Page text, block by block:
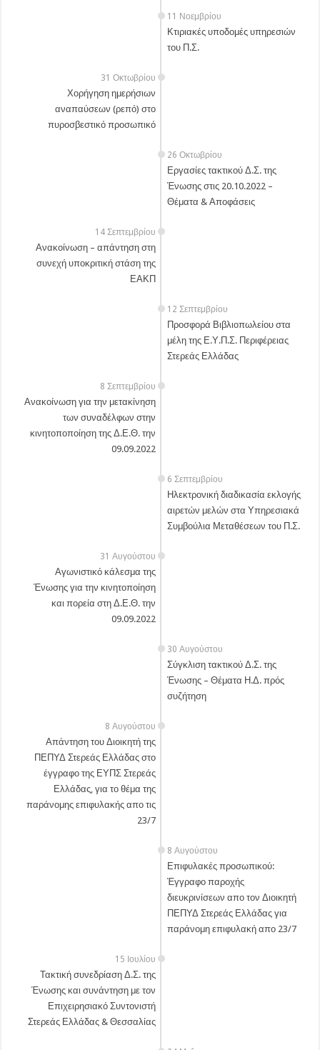
11 Νοεμβρίου
Κτιριακές υποδομές υπηρεσιών
του Π.Σ.
31 Οκτωβρίου
Χορήγηση ημερήσιων
αναπαύσεων (ρεπό) στο
πυροσβεστικό προσωπικό
26 Οκτωβρίου
Εργασίες τακτικού Δ.Σ. της
Ένωσης στις 20.10.2022 –
Θέματα & Αποφάσεις
14 Σεπτεμβρίου
Ανακοίνωση – απάντηση στη
συνεχή υποκριτική στάση της
ΕΑΚΠ
12 Σεπτεμβρίου
Προσφορά Βιβλιοπωλείου στα
μέλη της Ε.Υ.Π.Σ. Περιφέρειας
Στερεάς Ελλάδας
8 Σεπτεμβρίου
Ανακοίνωση για την μετακίνηση
των συναδέλφων στην
κινητοποποίηση της Δ.Ε.Θ. την
09.09.2022
6 Σεπτεμβρίου
Ηλεκτρονική διαδικασία εκλογής
αιρετών μελών στα Υπηρεσιακά
Συμβούλια Μεταθέσεων του Π.Σ.
31 Αυγούστου
Αγωνιστικό κάλεσμα της
Ένωσης για την κινητοποίηση
και πορεία στη Δ.Ε.Θ. την
09.09.2022
30 Αυγούστου
Σύγκλιση τακτικού Δ.Σ. της
Ένωσης – Θέματα Η.Δ. πρός
συζήτηση
8 Αυγούστου
Απάντηση του Διοικητή της
ΠΕΠΥΔ Στερεάς Ελλάδας στο
έγγραφο της ΕΥΠΣ Στερεάς
Ελλάδας, για το θέμα της
παράνομης επιφυλακής απο τις
23/7
8 Αυγούστου
Επιφυλακές προσωπικού:
Έγγραφο παροχής
διευκρινίσεων απο τον Διοικητή
ΠΕΠΥΔ Στερεάς Ελλάδας για
παράνομη επιφυλακή απο 23/7
15 Ιουλίου
Τακτική συνεδρίαση Δ.Σ. της
Ένωσης και συνάντηση με τον
Επιχειρησιακό Συντονιστή
Στερεάς Ελλάδας & Θεσσαλίας